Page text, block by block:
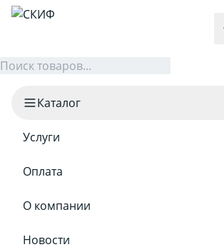
Каталог
Услуги
Оплата
О компании
Новости